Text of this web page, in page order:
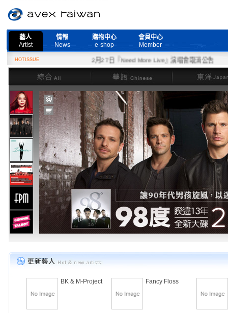
藝人
Artist
情報
News
購物中心
e-shop
會員中心
Member
HOTISSUE
2月27日『Need More Live』演唱會取消公告
綜合
華語 東洋
BK & M-Project Fancy Floss